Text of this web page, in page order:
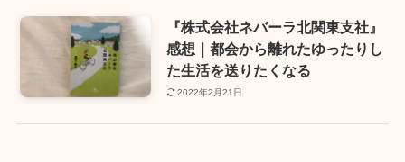
『株式会社ネバーラ北関東支社』
感想｜都会から離れたゆったりし
た生活を送りたくなる
2022年2月21日